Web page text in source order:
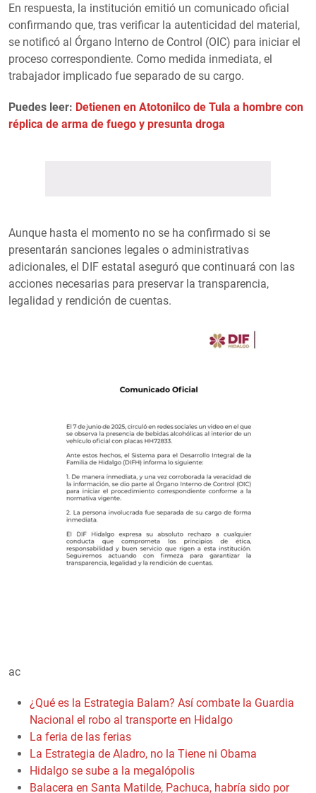
En respuesta, la institución emitió un comunicado oficial
confirmando que, tras verificar la autenticidad del material,
se notificó al Órgano Interno de Control (OIC) para iniciar el
proceso correspondiente. Como medida inmediata, el
trabajador implicado fue separado de su cargo.
Puedes leer: Detienen en Atotonilco de Tula a hombre con
réplica de arma de fuego y presunta droga
Aunque hasta el momento no se ha confirmado si se
presentarán sanciones legales o administrativas
adicionales, el DIF estatal aseguró que continuará con las
acciones necesarias para preservar la transparencia,
legalidad y rendición de cuentas.
ac
¿Qué es la Estrategia Balam? Así combate la Guardia
Nacional el robo al transporte en Hidalgo
La feria de las ferias
La Estrategia de Aladro, no la Tiene ni Obama
Hidalgo se sube a la megalópolis
Balacera en Santa Matilde, Pachuca, habría sido por